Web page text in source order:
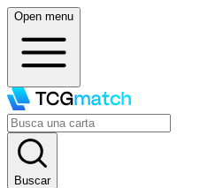
Open menu
Buscar